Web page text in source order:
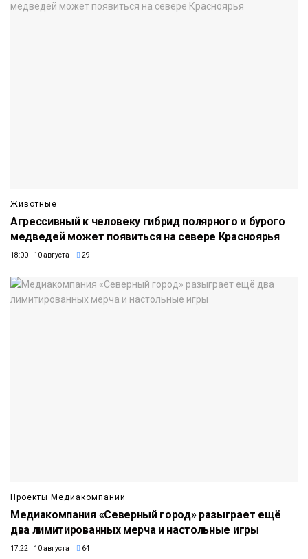
Животные
Агрессивный к человеку гибрид полярного и бурого
медведей может появиться на севере Красноярья
18:00 10 августа 29
Проекты Медиакомпании
Медиакомпания «Северный город» разыграет ещё
два лимитированных мерча и настольные игры
17:22 10 августа 64